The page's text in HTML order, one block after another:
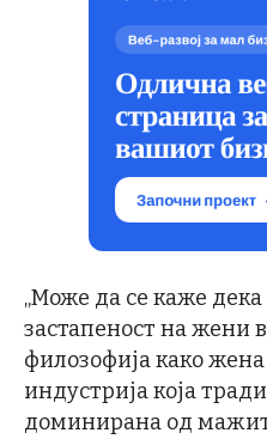
„Може да се каже дека
застапеност на жени
филозофија како
индустрија која
доминирана од